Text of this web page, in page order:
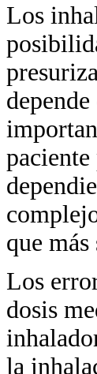
Los
que
Los
dosis
la